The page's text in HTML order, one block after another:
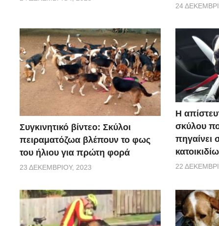
24
Συγκινητικό βίντεο: Σκύλοι
πειραματόζωα βλέπουν το φως
του ήλιου για πρώτη φορά
23 ΔΕΚΕΜΒΡΊΟΥ, 2023
Η
σκύλου
πηγαίνει
22